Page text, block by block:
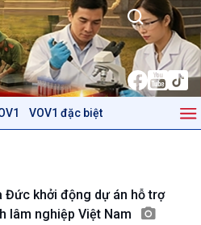
VOV1 đặc biệt
Mùa vàng
Biển đảo Việt Nam
Đức khởi động dự án hỗ trợ
lâm nghiệp Việt Nam